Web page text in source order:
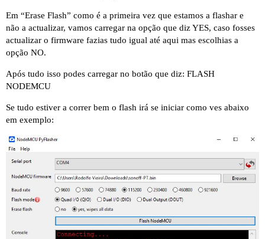
Em “Erase Flash” como é a primeira vez que estamos a flashar e
não a actualizar, vamos carregar na opção que diz YES, caso fosses
actualizar o firmware fazias tudo igual até aqui mas escolhias a
opção NO.
Após tudo isso podes carregar no botão que diz: FLASH
NODEMCU
Se tudo estiver a correr bem o flash irá se iniciar como ves abaixo
em exemplo: